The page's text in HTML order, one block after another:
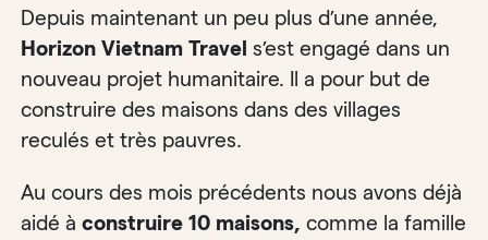
Depuis maintenant un peu plus d’une année,
Horizon Vietnam Travel s’est engagé dans un
nouveau projet humanitaire. Il a pour but de
construire des maisons dans des villages
reculés et très pauvres.
Au cours des mois précédents nous avons déjà
aidé à construire 10 maisons, comme la famille